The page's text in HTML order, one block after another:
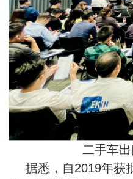
二手车
据悉，自2019年获